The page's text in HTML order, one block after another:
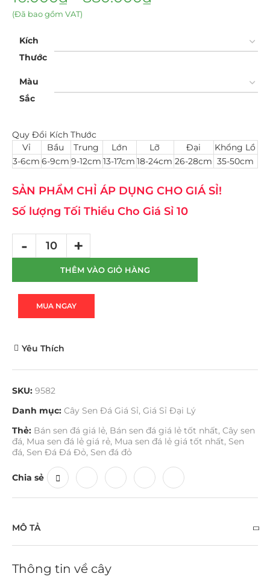
(Đã bao gồm VAT)
Kích
Thước
Màu
Sắc
Quy Đổi Kích Thước
Vỉ
Bầu Trung Lớn Lỡ Đại
Khổng Lồ
3-6cm 6-9cm 9-12cm 13-17cm 18-24cm 26-28cm 35-50cm
SẢN PHẨM CHỈ ÁP DỤNG CHO GIÁ SỈ!
Số lượng Tối Thiểu Cho Giá Sỉ 10
THÊM VÀO GIỎ HÀNG
MUA NGAY
Yêu Thích
SKU: 9582
Danh mục: Cây Sen Đá Giá Sỉ, Giá Sỉ Đại Lý
Thẻ: Bán sen đá giá lẻ, Bán sen đá giá lẻ tốt nhất, Cây sen
đá, Mua sen đá lẻ giá rẻ, Mua sen đá lẻ giá tốt nhất, Sen
đá, Sen Đá Đá Đỏ, Sen đá đỏ
Chia sẻ
MÔ TẢ
Thông tin về cây